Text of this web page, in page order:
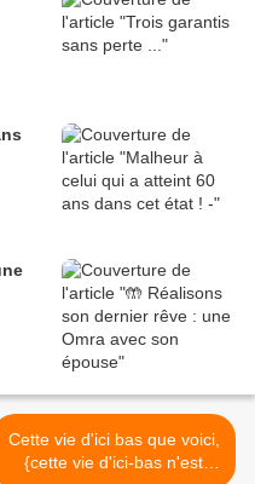
Cette vie d'ici bas que voici,
{cette vie d'ici-bas n'est